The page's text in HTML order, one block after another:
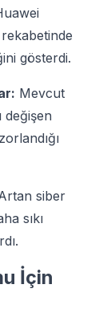
gösterdi.
Mevcut
değişen
siber
sıkı
İçin